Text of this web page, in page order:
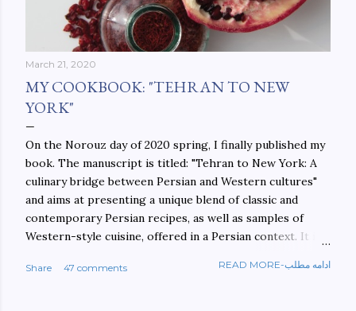
March 21, 2020
MY COOKBOOK: "TEHRAN TO NEW
YORK"
On the Norouz day of 2020 spring, I finally published my
book. The manuscript is titled: "Tehran to New York: A
culinary bridge between Persian and Western cultures"
and aims at presenting a unique blend of classic and
contemporary Persian recipes, as well as samples of
Western-style cuisine, offered in a Persian context. It is
walls. This book aims at constructing a bridge between
Share 47 comments READ MORE-ادامه مطلب